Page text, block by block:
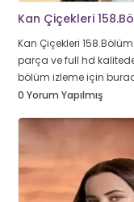
Kan Çiçekleri
Kan Çiçekleri
parça ve full hd
bölüm izleme için
0 Yorum Yapılmış